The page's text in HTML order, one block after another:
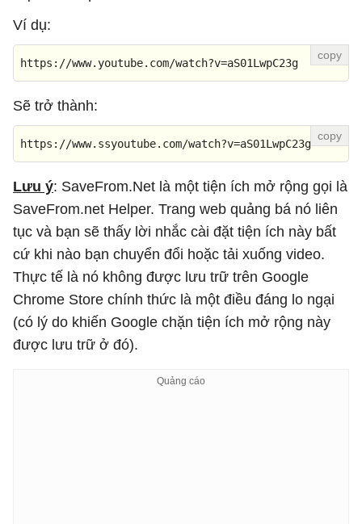
Ví dụ:
https://www.youtube.com/watch?v=aS01LwpC23g
Sẽ trở thành:
https://www.ssyoutube.com/watch?v=aS01LwpC23g
Lưu ý: SaveFrom.Net là một tiện ích mở rộng gọi là
SaveFrom.net Helper. Trang web quảng bá nó liên
tục và bạn sẽ thấy lời nhắc cài đặt tiện ích này bất
cứ khi nào bạn chuyển đổi hoặc tải xuống video.
Thực tế là nó không được lưu trữ trên Google
Chrome Store chính thức là một điều đáng lo ngại
(có lý do khiến Google chặn tiện ích mở rộng này
được lưu trữ ở đó).